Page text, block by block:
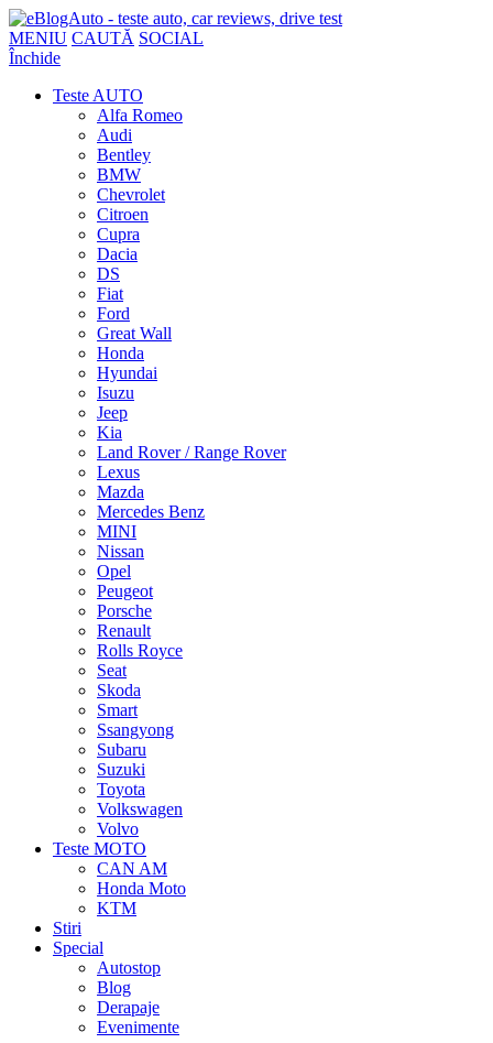
MENIU CAUTĂ SOCIAL
Închide
Teste AUTO
Alfa Romeo
Audi
Bentley
BMW
Chevrolet
Citroen
Cupra
Dacia
DS
Fiat
Ford
Great Wall
Honda
Hyundai
Isuzu
Jeep
Kia
Land Rover / Range Rover
Lexus
Mazda
Mercedes Benz
MINI
Nissan
Opel
Peugeot
Porsche
Renault
Rolls Royce
Seat
Skoda
Smart
Ssangyong
Subaru
Suzuki
Toyota
Volkswagen
Volvo
Teste MOTO
CAN AM
Honda Moto
KTM
Stiri
Special
Autostop
Blog
Derapaje
Evenimente